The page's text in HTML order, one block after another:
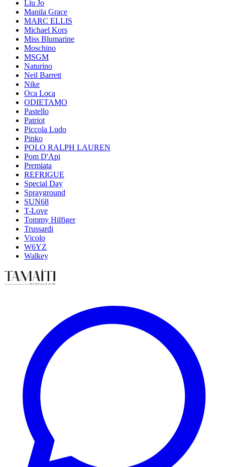
Liu Jo
Manila Grace
MARC ELLIS
Michael Kors
Miss Blumarine
Moschino
MSGM
Naturino
Neil Barrett
Nike
Oca Loca
ODIETAMO
Pastello
Patriot
Piccola Ludo
Pinko
POLO RALPH LAUREN
Pom D'Api
Premiata
REFRIGUE
Special Day
Sprayground
SUN68
T-Love
Tommy Hilfiger
Trussardi
Vicolo
W6YZ
Walkey